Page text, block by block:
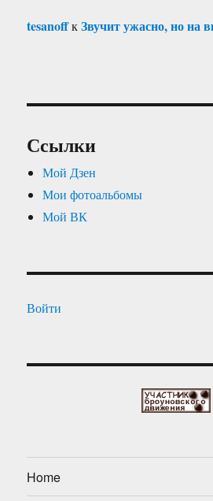
tesanoffкЗвучит ужасно, но на
Ссылки
Мой Дзен
Мои фотоальбомы
Мой ВК
Войти
Home